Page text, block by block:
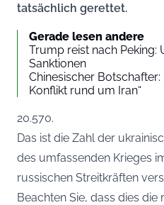
tatsächlich gerettet.
Gerade lesen andere
Trump reist nach Peking:
Sanktionen
Chinesischer Botschafter:
Konflikt rund um Iran“
20.570.
Das ist die Zahl der
des umfassenden Krieges
russischen Streitkräften
Beachten Sie, dass dies